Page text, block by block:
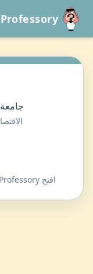
Professory
جامعة
افتح Professory لقراءة كل التقييمات ومشاركة تجربتك